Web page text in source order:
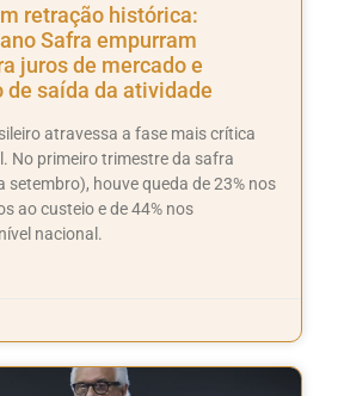
retração histórica:
Safra empurram
juros de mercado e
de saída da atividade
atravessa a fase mais crítica
No primeiro trimestre da safra
houve queda de 23% nos
ao custeio e de 44% nos
nacional.